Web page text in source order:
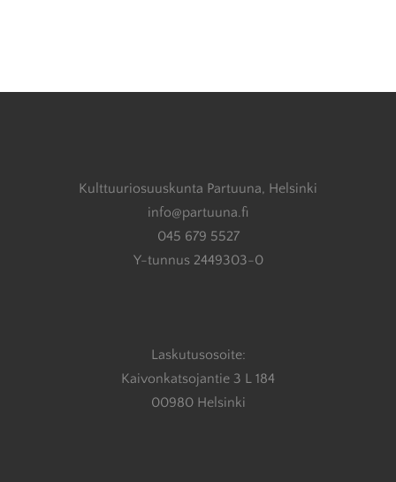
Kulttuuriosuuskunta Partuuna, Helsinki
info@partuuna.fi
045 679 5527
Y-tunnus 2449303-0
Laskutusosoite:
Kaivonkatsojantie 3 L 184
00980 Helsinki